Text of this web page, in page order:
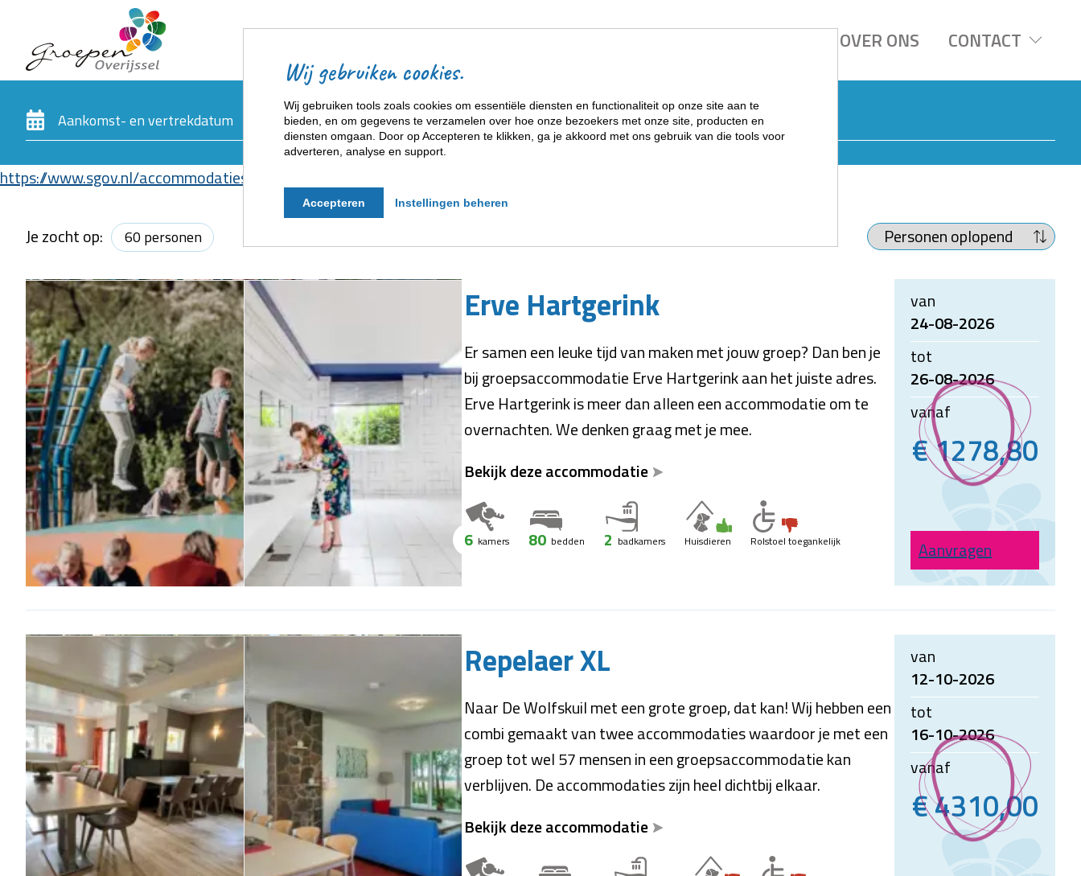
OVER ONS CONTACT
60 personen
https://www.sgov.nl/accommodaties?booking_adults=10
Je zocht op: 60 personen
Repelaer XL
Naar De Wolfskuil met een grote groep, dat kan! Wij hebben een
combi gemaakt van twee accommodaties waardoor je met een
groep tot wel 57 mensen in een groepsaccommodatie kan
verblijven. De accommodaties zijn heel dichtbij elkaar.
Bekijk deze accommodatie
van
12-10-2026
tot
16-10-2026
vanaf
€ 4310,00
Erve Hartgerink
Er samen een leuke tijd van maken met jouw groep? Dan ben je
bij groepsaccommodatie Erve Hartgerink aan het juiste adres.
Erve Hartgerink is meer dan alleen een accommodatie om te
overnachten. We denken graag met je mee.
Bekijk deze accommodatie
6 kamers 80 bedden 2 badkamers Huisdieren Rolstoel toegankelijk
van
24-08-2026
tot
26-08-2026
vanaf
€ 1278,80
Aanvragen
Wij gebruiken cookies.
Wij gebruiken tools zoals cookies om essentiële diensten en functionaliteit op onze site aan te
bieden, en om gegevens te verzamelen over hoe onze bezoekers met onze site, producten en
diensten omgaan. Door op Accepteren te klikken, ga je akkoord met ons gebruik van die tools voor
adverteren, analyse en support.
Accepteren Instellingen beheren